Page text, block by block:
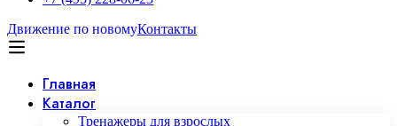
Движение по новомуКонтакты
Главная
Каталог
Тренажеры для взрослых